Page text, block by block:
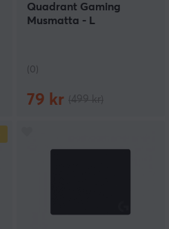
Quadrant Gaming
Musmatta - L
(0)
79 kr